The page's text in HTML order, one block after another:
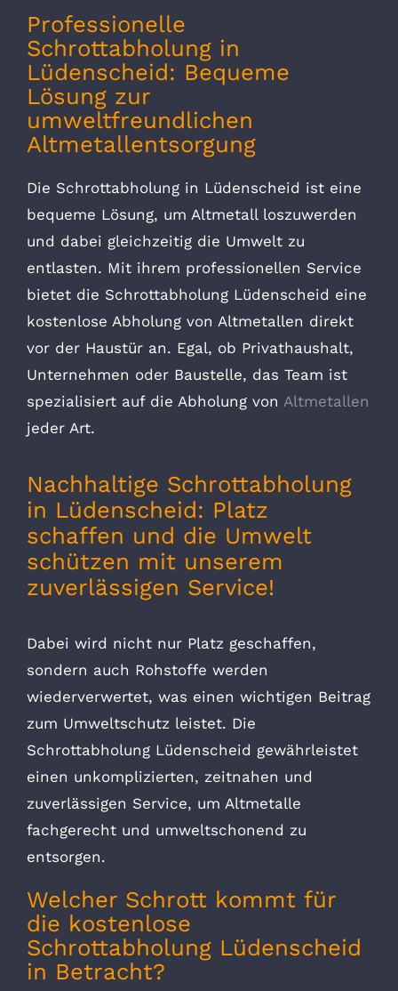
Professionelle
Schrottabholung in
Lüdenscheid: Bequeme
Lösung zur
umweltfreundlichen
Altmetallentsorgung
Die Schrottabholung in Lüdenscheid ist eine
bequeme Lösung, um Altmetall loszuwerden
und dabei gleichzeitig die Umwelt zu
entlasten. Mit ihrem professionellen Service
bietet die Schrottabholung Lüdenscheid eine
kostenlose Abholung von Altmetallen direkt
vor der Haustür an. Egal, ob Privathaushalt,
Unternehmen oder Baustelle, das Team ist
spezialisiert auf die Abholung von Altmetallen
jeder Art.
Nachhaltige Schrottabholung
in Lüdenscheid: Platz
schaffen und die Umwelt
schützen mit unserem
zuverlässigen Service!
Dabei wird nicht nur Platz geschaffen,
sondern auch Rohstoffe werden
wiederverwertet, was einen wichtigen Beitrag
zum Umweltschutz leistet. Die
Schrottabholung Lüdenscheid gewährleistet
einen unkomplizierten, zeitnahen und
zuverlässigen Service, um Altmetalle
fachgerecht und umweltschonend zu
entsorgen.
Welcher Schrott kommt für
die kostenlose
Schrottabholung Lüdenscheid
in Betracht?